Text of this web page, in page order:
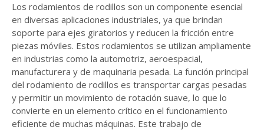
Los rodamientos de rodillos son un componente esencial
en diversas aplicaciones industriales, ya que brindan
soporte para ejes giratorios y reducen la fricción entre
piezas móviles. Estos rodamientos se utilizan ampliamente
en industrias como la automotriz, aeroespacial,
manufacturera y de maquinaria pesada. La función principal
del rodamiento de rodillos es transportar cargas pesadas
y permitir un movimiento de rotación suave, lo que lo
convierte en un elemento crítico en el funcionamiento
eficiente de muchas máquinas. Este trabajo de